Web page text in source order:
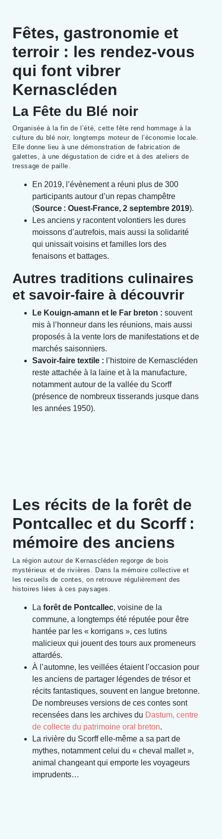
Fêtes, gastronomie et
terroir : les rendez-vous
qui font vibrer
Kernascléden
La Fête du Blé noir
Organisée à la fin de l’été, cette fête rend hommage à la
culture du blé noir, longtemps moteur de l’économie locale.
Elle donne lieu à une démonstration de fabrication de
galettes, à une dégustation de cidre et à des ateliers de
tressage de paille.
En 2019, l’évènement a réuni plus de 300
participants autour d’un repas champêtre
(Source : Ouest-France, 2 septembre 2019).
Les anciens y racontent volontiers les dures
moissons d’autrefois, mais aussi la solidarité
qui unissait voisins et familles lors des
fenaisons et battages.
Autres traditions culinaires
et savoir-faire à découvrir
Le Kouign-amann et le Far breton : souvent
mis à l’honneur dans les réunions, mais aussi
proposés à la vente lors de manifestations et de
marchés saisonniers.
Savoir-faire textile : l’histoire de Kernascléden
reste attachée à la laine et à la manufacture,
notamment autour de la vallée du Scorff
(présence de nombreux tisserands jusque dans
les années 1950).
Les récits de la forêt de
Pontcallec et du Scorff :
mémoire des anciens
La région autour de Kernascléden regorge de bois
mystérieux et de rivières. Dans la mémoire collective et
les recueils de contes, on retrouve régulièrement des
histoires liées à ces paysages.
La forêt de Pontcallec, voisine de la
commune, a longtemps été réputée pour être
hantée par les « korrigans », ces lutins
malicieux qui jouent des tours aux promeneurs
attardés.
À l’automne, les veillées étaient l’occasion pour
les anciens de partager légendes de trésor et
récits fantastiques, souvent en langue bretonne.
De nombreuses versions de ces contes sont
recensées dans les archives du Dastum, centre
de collecte du patrimoine oral breton.
La rivière du Scorff elle-même a sa part de
mythes, notamment celui du « cheval mallet »,
animal changeant qui emporte les voyageurs
imprudents…